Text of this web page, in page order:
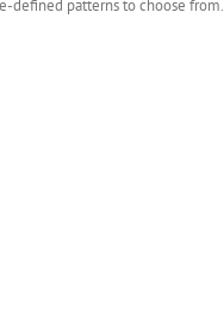
defined patterns to choose from.